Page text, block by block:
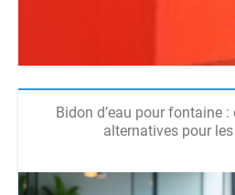
Bidon d’eau pour fontaine
alternatives pour